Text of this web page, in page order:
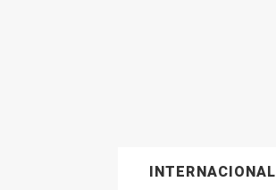
INTERNACIONAL